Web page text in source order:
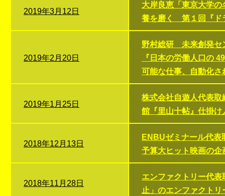
2019年3月12日
大岸良恵「東京大学
養を磨く 第１回『ド
2019年2月20日
野村総研 未来創発セ
『日本の労働人口の
可能な仕事、自動化
2019年1月25日
株式会社自遊人代表
館『里山十帖』仕掛
2018年12月13日
ENBUゼミナール代表
予算大ヒット映画の企
2018年11月28日
エンファクトリー代
止」のエンファクト